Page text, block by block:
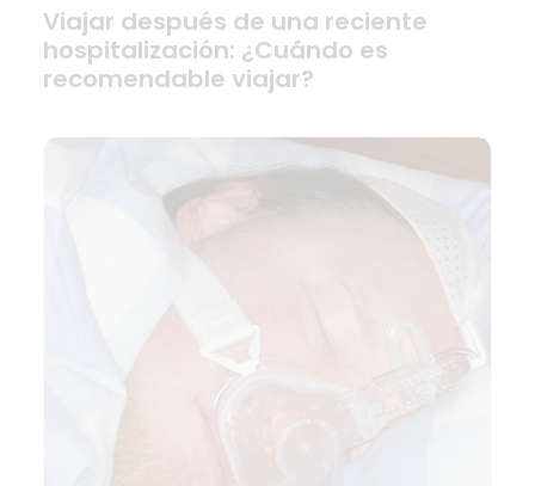
Viajar después de una reciente
hospitalización: ¿Cuándo es
recomendable viajar?